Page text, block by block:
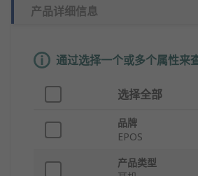
产品详细信息
通过选择一个或多个属性来
选择全部
品牌
EPOS
产品类型